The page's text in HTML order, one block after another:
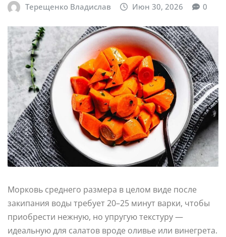
Терещенко Владислав Июн 30, 2026 0
Морковь среднего размера в целом виде после
закипания воды требует 20–25 минут варки, чтобы
приобрести нежную, но упругую текстуру —
идеальную для салатов вроде оливье или винегрета.